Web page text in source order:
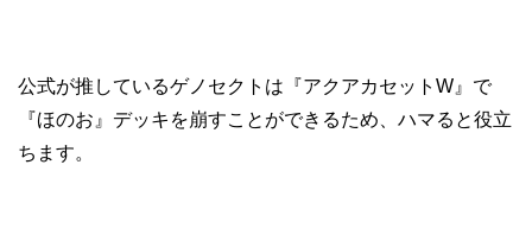
公式が推しているゲノセクトは『アクアカセットW』で
『ほのお』デッキを崩すことができるため、ハマると役立
ちます。